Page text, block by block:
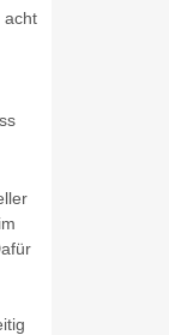
acht